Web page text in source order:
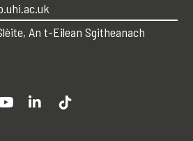
An t-Eilean Sgitheanach